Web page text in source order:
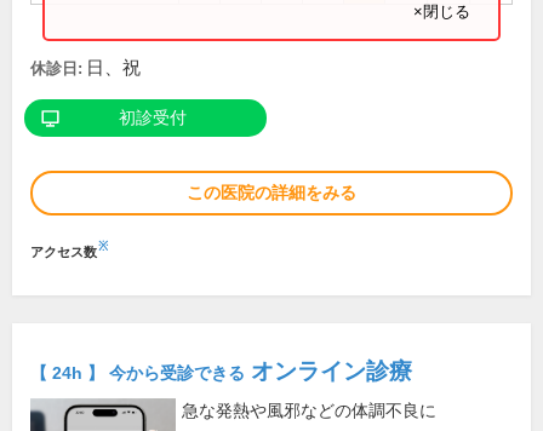
×閉じる
休診日: 日、祝
初診受付
この医院の詳細をみる
アクセス数※
【 24h 】 今から受診できる オンライン診療
急な発熱や風邪などの体調不良に